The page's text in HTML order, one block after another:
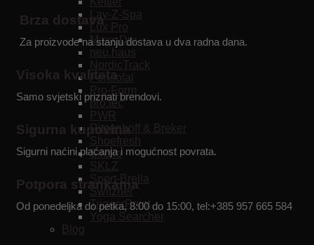
Lay-Z-Spa
Lux Pro
Maxx Dry
neu.haus
NordicTrack
Pensofal
Pro-Form
pro.tec
PWR
Ritzenhoff & Breker
Shoefresh
Siroko
SKLZ
Sport-Brella
Switzner
TriggerPoint
Yoga Searcher
Blog
Brza dostava
Za proizvode na stanju dostava u dva radna dana.
Visoka kvaliteta
Samo svjetski priznati brendovi.
Sigurna kupovina
Sigurni naćini plaćanja i mogućnost povrata.
Potpora strankama
Od ponedeljka do petka, 8:00 do 15:00, tel:+385 957 665 584